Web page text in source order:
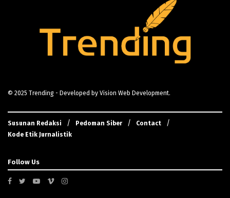
© 2025 Trending - Developed by Vision Web Development.
Susunan Redaksi Pedoman Siber
Contact
Kode Etik Jurnalistik
Follow Us